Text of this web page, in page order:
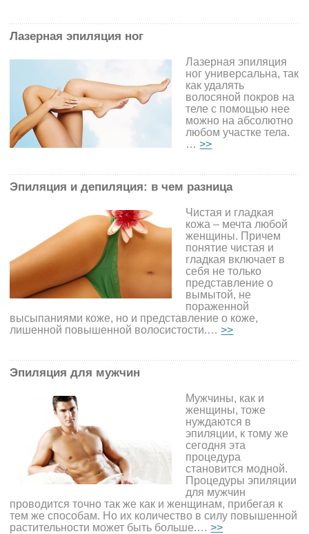
Лазерная эпиляция ног
Лазерная эпиляция
ног универсальна, так
как удалять
волосяной покров на
теле с помощью нее
можно на абсолютно
любом участке тела.
…>>
Эпиляция и депиляция: в чем разница
Чистая и гладкая
кожа – мечта любой
женщины. Причем
понятие чистая и
гладкая включает в
себя не только
представление о
вымытой, не
пораженной
высыпаниями коже, но и представление о коже,
лишенной повышенной волосистости.…>>
Эпиляция для мужчин
Мужчины, как и
женщины, тоже
нуждаются в
эпиляции, к тому же
сегодня эта
процедура
становится модной.
Процедуры эпиляции
для мужчин
проводится точно так же как и женщинам, прибегая к
тем же способам. Но их количество в силу повышенной
растительности может быть больше.…>>